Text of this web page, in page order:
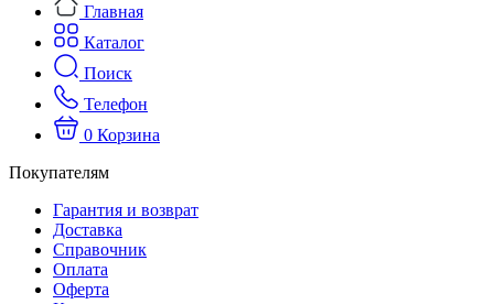
Главная
Каталог
Поиск
Телефон
0 Корзина
Покупателям
Гарантия и возврат
Доставка
Справочник
Оплата
Оферта